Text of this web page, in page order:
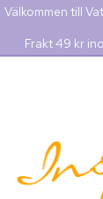
Välkommen till
Frakt 49 kr